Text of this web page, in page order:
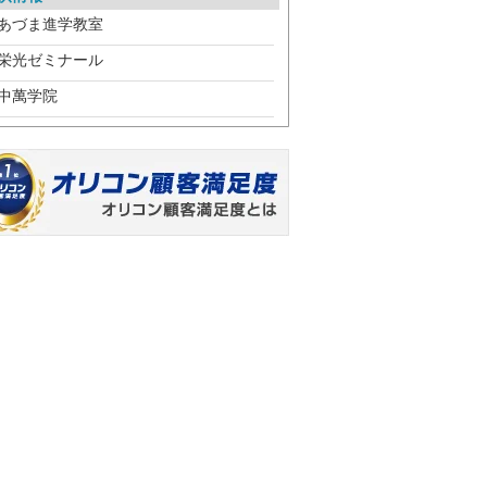
づま進学教室
光ゼミナール
萬学院